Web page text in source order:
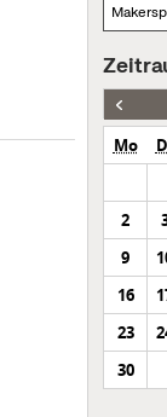
Mo
2
9
16
23
30